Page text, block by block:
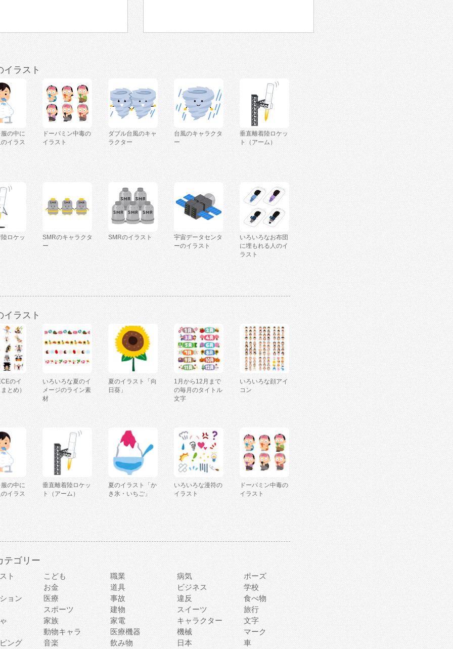
イラスト
の中に
イラス
ドーパミン中毒の
イラスト
ダブル台風のキャ
ラクター
台風のキャラクタ
ー
垂直離着陸ロケッ
ト（アーム）
ロケッ
SMRのキャラクタ
ー
SMRのイラスト
宇宙データセンタ
ーのイラスト
いろいろなお布団
に埋もれる人のイ
ラスト
イラスト
のイ
とめ）
いろいろな夏のイ
メージのライン素
材
夏のイラスト「向
日葵」
1月から12月まで
の毎月のタイトル
文字
いろいろな顔アイ
コン
の中に
イラス
垂直離着陸ロケッ
ト（アーム）
夏のイラスト「か
き氷・いちご」
いろいろな漫符の
イラスト
ドーパミン中毒の
イラスト
テゴリー
ト こども 職業 病気
ポーズ
お金
道具 ビジネス
学校
ョン
医療 事故 違反
食べ物
スポーツ
建物 スイーツ
旅行
家族 家電 キャラクター
文字
動物キャラ
医療機器 機械
マーク
ング
音楽 飲み物 日本 車